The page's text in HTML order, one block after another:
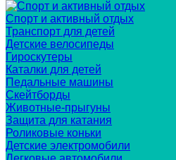
Спорт и активный отдых
Транспорт для детей
Детские велосипеды
Гироскутеры
Каталки для детей
Педальные машины
Скейтборды
Животные-прыгуны
Защита для катания
Роликовые коньки
Детские электромобили